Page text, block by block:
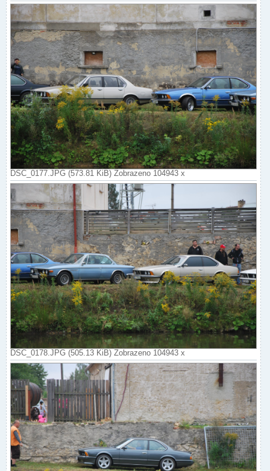
DSC_0177.JPG (573.81 KiB) Zobrazeno 104943 x
DSC_0178.JPG (505.13 KiB) Zobrazeno 104943 x